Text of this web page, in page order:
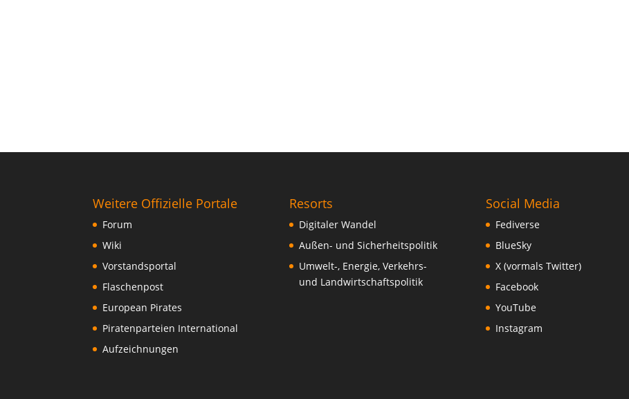
Weitere Offizielle Portale
Forum
Wiki
Vorstandsportal
Flaschenpost
European Pirates
Piratenparteien International
Aufzeichnungen
Resorts
Digitaler Wandel
Außen- und Sicherheitspolitik
Umwelt-, Energie, Verkehrs-
und Landwirtschaftspolitik
Social Media
Fediverse
BlueSky
X (vormals Twitter)
Facebook
YouTube
Instagram